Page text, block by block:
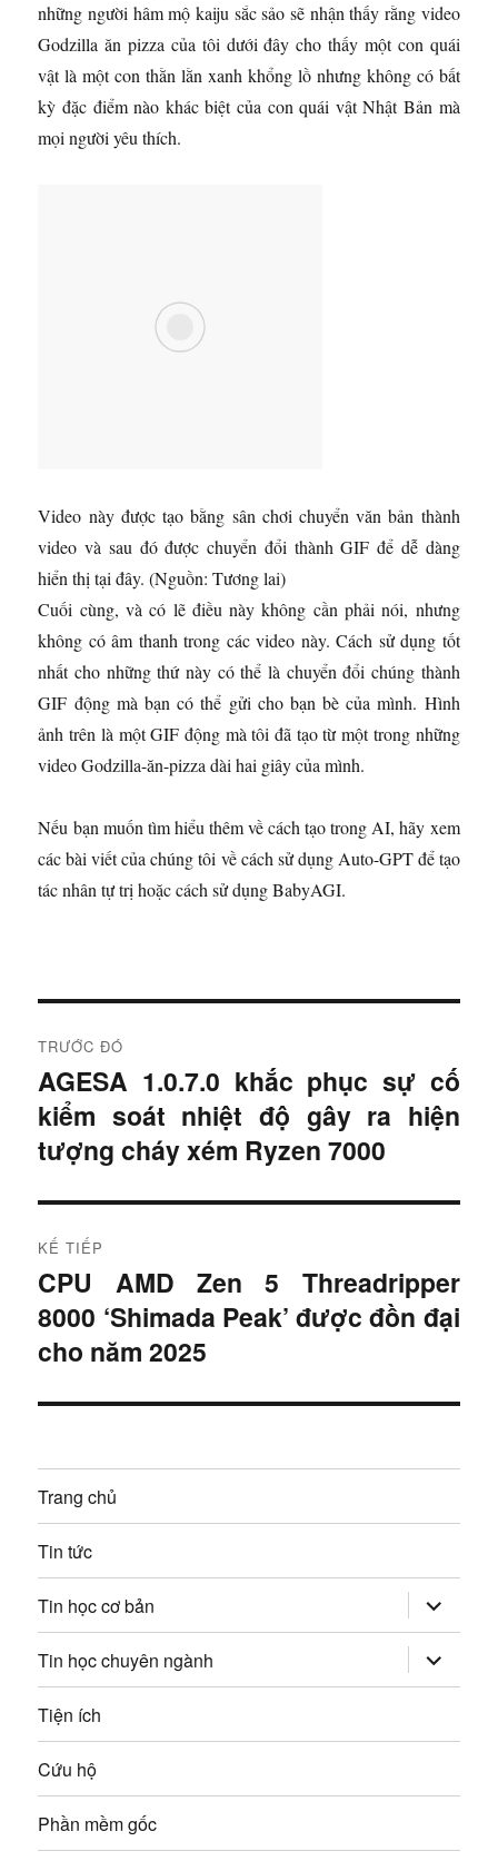
những người hâm mộ kaiju sắc sảo sẽ nhận thấy rằng video
Godzilla ăn pizza của tôi dưới đây cho thấy một con quái
vật là một con thằn lằn xanh khổng lồ nhưng không có bất
kỳ đặc điểm nào khác biệt của con quái vật Nhật Bản mà
mọi người yêu thích.
Video này được tạo bằng sân chơi chuyển văn bản thành
video và sau đó được chuyển đổi thành GIF để dễ dàng
hiển thị tại đây.(Nguồn: Tương lai)
Cuối cùng, và có lẽ điều này không cần phải nói, nhưng
không có âm thanh trong các video này. Cách sử dụng tốt
nhất cho những thứ này có thể là chuyển đổi chúng thành
GIF động mà bạn có thể gửi cho bạn bè của mình. Hình
ảnh trên là một GIF động mà tôi đã tạo từ một trong những
video Godzilla-ăn-pizza dài hai giây của mình.
Nếu bạn muốn tìm hiểu thêm về cách tạo trong AI, hãy xem
các bài viết của chúng tôi về cách sử dụng Auto-GPT để tạo
tác nhân tự trị hoặc cách sử dụng BabyAGI.
i
ề
u
h
ư
ớ
n
g
à
i
v
i
ế
t
TRƯỚC ĐÓ
B
à
i
r
c
:
AGESA 1.0.7.0 khắc phục sự cố
kiểm soát nhiệt độ gây ra hiện
tượng cháy xém Ryzen 7000
KẾ TIẾP
B
à
i
i
p
:
CPU AMD Zen 5 Threadripper
8000 ‘Shimada Peak’ được đồn đại
cho năm 2025
Trang chủ
Tin tức
Tin học cơ bản mở
rộng
trình
đơn
con
Tin học chuyên ngành mở
rộng
trình
Tiện ích
Cứu hộ
Phần mềm gốc